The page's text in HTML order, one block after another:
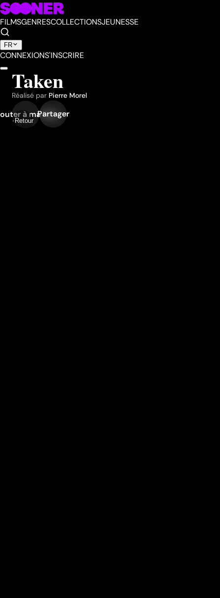
FILMSGENRESCOLLECTIONSJEUNESSE
FR
CONNEXIONS'INSCRIRE
Retour
Taken
Réalisé par Pierre Morel
à ma liste
Partager